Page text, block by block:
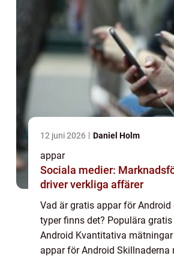
12 juni 2026 Daniel Holm
appar
Sociala medier:
driver verkliga affärer
Vad är gratis appar för Android
typer finns det? Populära
Android Kvantitativa
appar för Android Skillnaderna